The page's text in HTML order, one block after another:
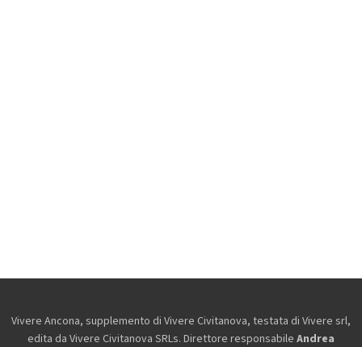
Vivere Ancona, supplemento di Vivere Civitanova, testata di Vivere srl,
edita da Vivere Civitanova SRLs. Direttore responsabile Andrea